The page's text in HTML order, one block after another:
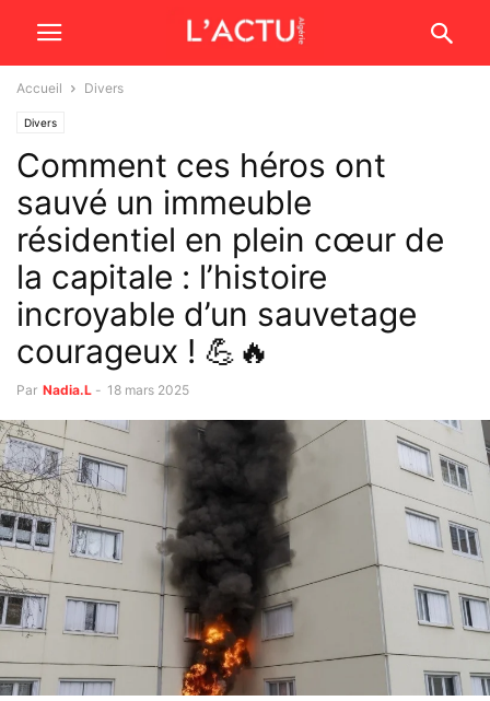
Accueil Divers
Divers
Comment ces héros ont
sauvé un immeuble
résidentiel en plein cœur de
la capitale : l’histoire
incroyable d’un sauvetage
courageux ! 💪🔥
Par Nadia.L - 18 mars 2025